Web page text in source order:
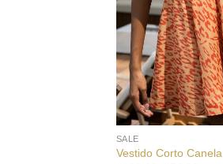
+
SALE
Vestido Corto Canela